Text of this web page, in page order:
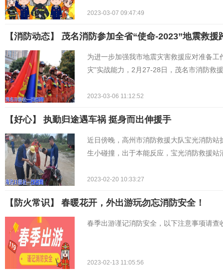
2023-03-07 09:47:49
【消防动态】 茂名消防参加全省“使命-2023”地震救
为进一步加强我市地震灾害救援应对准备
灾”实战能力，2月27-28日，茂名市消防救
2023-03-06 11:12:52
【好心】 执勤归途遇车祸 挺身而出伸援手
近日傍晚，高州市消防救援大队宝光消防
生小碰撞，出于本能反应，宝光消防救援
2023-02-20 10:33:27
【防火常识】 春暖花开，外出游玩勿忘消防安全！
春季出游谨记消防安全，以下注意事项请查
2023-02-13 11:05:56